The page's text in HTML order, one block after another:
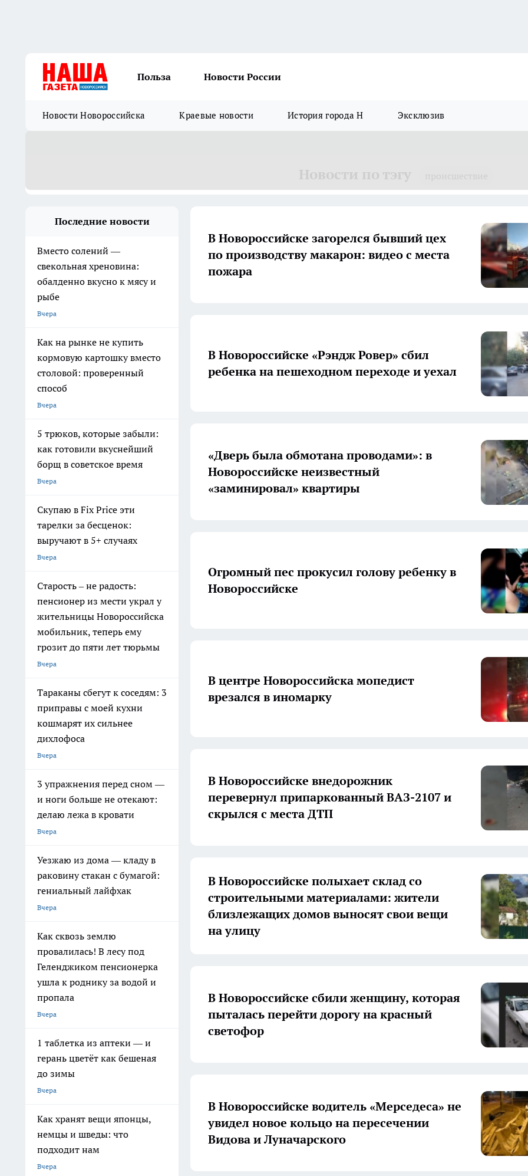
Польза Новости России
Новости Новороссийска Краевые новости История города Н Эксклюзив
Последние новости
Вместо солений —
свекольная хреновина:
обалденно вкусно к мясу и
рыбе
Вчера
Как на рынке не купить
кормовую картошку вместо
столовой: проверенный
способ
Вчера
5 трюков, которые забыли:
как готовили вкуснейший
борщ в советское время
Вчера
Скупаю в Fix Price эти
тарелки за бесценок:
выручают в 5+ случаях
Вчера
Старость – не радость:
пенсионер из мести украл у
жительницы Новороссийска
мобильник, теперь ему
грозит до пяти лет тюрьмы
Вчера
Тараканы сбегут к соседям: 3
приправы с моей кухни
кошмарят их сильнее
дихлофоса
Вчера
3 упражнения перед сном —
и ноги больше не отекают:
делаю лежа в кровати
Вчера
Уезжаю из дома — кладу в
раковину стакан с бумагой:
гениальный лайфхак
Вчера
Как сквозь землю
провалилась! В лесу под
Геленджиком пенсионерка
ушла к роднику за водой и
пропала
Вчера
1 таблетка из аптеки — и
герань цветёт как бешеная
до зимы
Вчера
Как хранят вещи японцы,
немцы и шведы: что
подходит нам
Вчера
В Новороссийске загорелся бывший цех
по производству макарон: видео с места
пожара
В Новороссийске «Рэндж Ровер» сбил
ребенка на пешеходном переходе и уехал
«Дверь была обмотана проводами»: в
Новороссийске неизвестный
«заминировал» квартиры
Огромный пес прокусил голову ребенку в
Новороссийске
В центре Новороссийска мопедист
врезался в иномарку
В Новороссийске внедорожник
перевернул припаркованный ВАЗ-2107 и
скрылся с места ДТП
В Новороссийске полыхает склад со
строительными материалами: жители
близлежащих домов выносят свои вещи
на улицу
В Новороссийске сбили женщину, которая
пыталась перейти дорогу на красный
светофор
В Новороссийске водитель «Мерседеса» не
увидел новое кольцо на пересечении
Видова и Луначарского